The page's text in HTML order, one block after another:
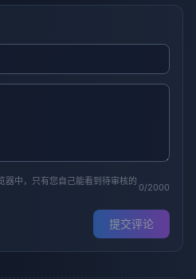
器中，只有您自己能看到待审核的
0/2000
提交评论